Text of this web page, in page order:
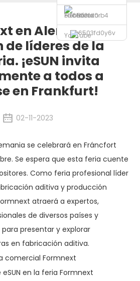
electrónico
Facebook
YouTube
en Alemania |
de líderes de la
¡eSUN invita
a todos a
en Frankfurt!
02-11-2023
se celebrará en Fráncfort
Se espera que esta feria cuente
Como feria profesional líder
aditiva y producción
atraerá a expertos,
de diversos países y
presentar y explorar
en fabricación aditiva.